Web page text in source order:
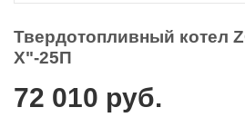
Твердотопливный котел
Х"-25П
72 010 руб.